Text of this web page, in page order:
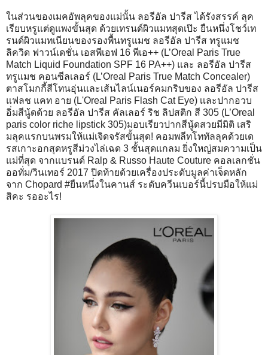
ในส่วนของเมคอัพลุคของแม่นั้น ลอรีอัล ปารีส ได้รังสรรค์ ลุค
เรียบหรูแต่ดูแพงขั้นสุด ด้วยเทรนด์ผิวแมทสุดเป๊ะ ยืนหนึ่งโชว์เท
รนด์ผิวแมทเนียนของรองพื้นทรูแมช ลอรีอัล ปารีส ทรูแมช
ลิควิด ฟาวน์เดชั่น เอสพีเอฟ 16 พีเอ++ (L’Oreal Paris True
Match Liquid Foundation SPF 16 PA++) และ ลอรีอัล ปารีส
ทรูแมช คอนซีลเลอร์ (L’Oreal Paris True Match Concealer)
ตาสโมกกี้สีโทนอุ่นและเส้นไลน์เนอร์คมกริบของ ลอรีอัล ปารีส
แฟลช แคท อาย (L'Oreal Paris Flash Cat Eye) เเละปากอวบ
อิ่มสีนู้ดด้วย ลอรีอัล ปารีส คัลเลอร์ ริช ลิปสติก สี 305 (L’Oreal
paris color riche lipstick 305)มอบเรียวปากสีนู้ดสวยมีมิติ เสริ
มลุคแรกบนพรมให้แม่เจิดจรัสขั้นสุด! คอมพลีทโททัลลุคด้วยเด
รสเกาะอกสุดหรูสีม่วงไล่เฉด 3 ชั้นสุดแกลม ยิ่งใหญ่สมความเป็น
แม่ที่สุด จากแบรนด์ Ralp & Russo Haute Couture คอลเลกชั่น
ออทั่ม/วินเทอร์ 2017 ปิดท้ายด้วยเครื่องประดับมูลค่าเจ็ดหลัก
จาก Chopard #ยืนหนึ่งในคานส์ ระดับควีนเบอร์นี้ปรบมือให้แม่
สิคะ รออะไร!